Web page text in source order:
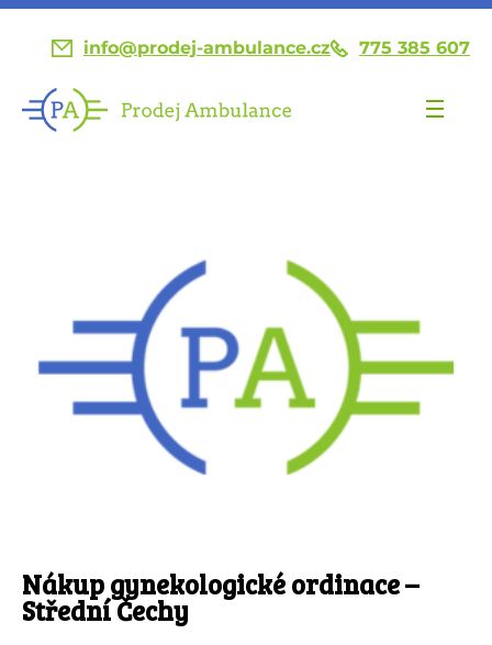
info@prodej-ambulance.cz 775 385 607
Nákup gynekologické ordinace –
Střední Čechy